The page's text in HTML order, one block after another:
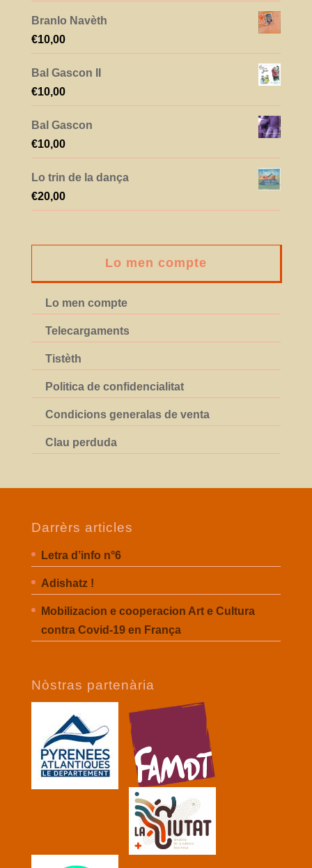
Branlo Navèth
€10,00
Bal Gascon II
€10,00
Bal Gascon
€10,00
Lo trin de la dança
€20,00
Lo men compte
Lo men compte
Telecargaments
Tistèth
Politica de confidencialitat
Condicions generalas de venta
Clau perduda
Darrèrs articles
Letra d’info n°6
Adishatz !
Mobilizacion e cooperacion Art e Cultura
contra Covid-19 en França
Nòstras partenària